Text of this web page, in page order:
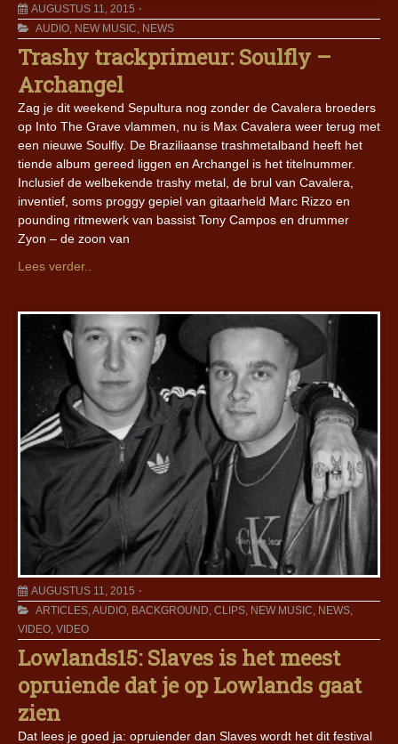
AUGUSTUS 11, 2015
AUDIO, NEW MUSIC, NEWS
Trashy trackprimeur: Soulfly –
Archangel
Zag je dit weekend Sepultura nog zonder de Cavalera broeders
op Into The Grave vlammen, nu is Max Cavalera weer terug met
een nieuwe Soulfly. De Braziliaanse trashmetalband heeft het
tiende album gereed liggen en Archangel is het titelnummer.
Inclusief de welbekende trashy metal, de brul van Cavalera,
inventief, soms proggy gepiel van gitaarheld Marc Rizzo en
pounding ritmewerk van bassist Tony Campos en drummer
Zyon – de zoon van
Lees verder..
AUGUSTUS 11, 2015
ARTICLES AUDIO BACKGROUND CLIPS NEW MUSIC NEWS
VIDEO VIDEO
Lowlands15: Slaves is het meest
opruiende dat je op Lowlands gaat
zien
Dat lees je goed ja: opruiender dan Slaves wordt het dit festival